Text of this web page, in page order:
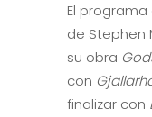
El
de Stephen
su obra
con
finalizar con